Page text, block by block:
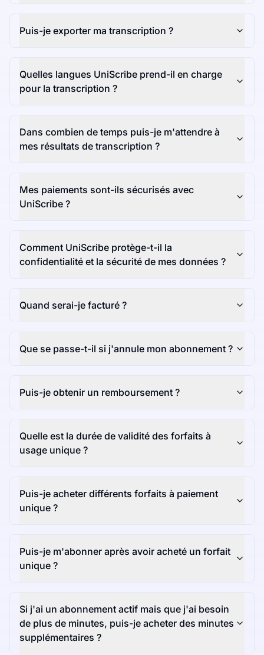
Puis-je exporter ma transcription ?
Quelles langues UniScribe prend-il en charge
pour la transcription ?
Dans combien de temps puis-je m'attendre à
mes résultats de transcription ?
Mes paiements sont-ils sécurisés avec
UniScribe ?
Comment UniScribe protège-t-il la
confidentialité et la sécurité de mes données ?
Quand serai-je facturé ?
Que se passe-t-il si j'annule mon abonnement ?
Puis-je obtenir un remboursement ?
Quelle est la durée de validité des forfaits à
usage unique ?
Puis-je acheter différents forfaits à paiement
unique ?
Puis-je m'abonner après avoir acheté un forfait
unique ?
Si j'ai un abonnement actif mais que j'ai besoin
de plus de minutes, puis-je acheter des minutes
supplémentaires ?